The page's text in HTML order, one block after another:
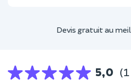
Devis gratuit au
5,0